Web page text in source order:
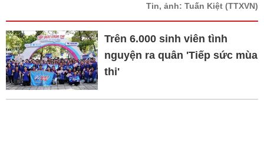
Tin, ảnh: Tuấn Kiệt (TTXVN)
Trên 6.000 sinh viên tình
nguyện ra quân 'Tiếp sức mùa
thi'